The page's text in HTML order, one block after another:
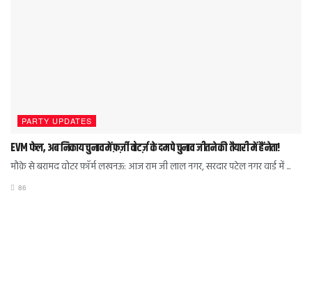
PARTY UPDATES
EVM फेल, अब निकाय चुनाव में फ़र्ज़ी वोटर्ज़ के दम पे चुनाव जीतने की तैयारी में हैं नेता!
मौक़े से बरामद वोटर फ़ॉर्म लखनऊ: आज राम जी लाल नगर, सरदार पटेल नगर वार्ड में ...
86